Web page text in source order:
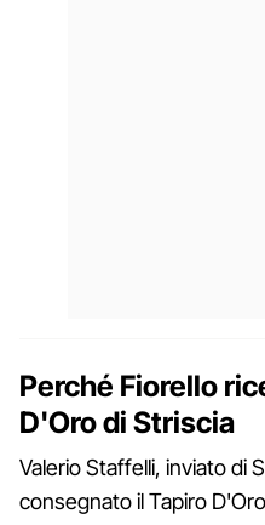
Perché Fiorello
D'Oro di Striscia
Valerio Staffelli, inviato di
consegnato il Tapiro